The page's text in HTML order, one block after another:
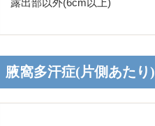
腋窩多汗症(片側あたり)